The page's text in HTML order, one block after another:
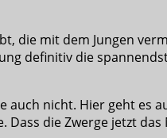
die mit dem Jungen
definitiv die
auch nicht. Hier geht es
Dass die Zwerge jetzt